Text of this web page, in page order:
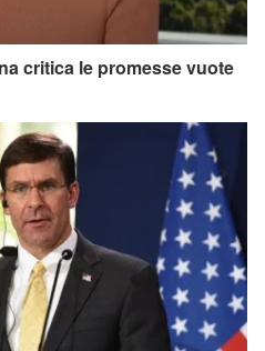
critica le promesse vuote